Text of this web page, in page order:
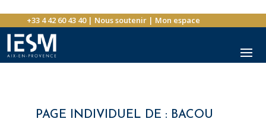
+33 4 42 60 43 40| Nous soutenir| Mon espace
PAGE INDIVIDUEL DE : BACOU